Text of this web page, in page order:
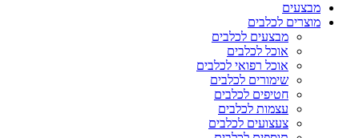
מבצעים
מוצרים לכלבים
מבצעים לכלבים
אוכל לכלבים
אוכל רפואי לכלבים
שימורים לכלבים
חטיפים לכלבים
עצמות לכלבים
צעצועים לכלבים